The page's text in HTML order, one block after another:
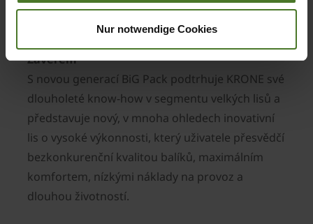
Nur notwendige Cookies
Závěrem
S novou generací BiG Pack podtrhuje KRONE své
dlouholeté know-how v segmentu velkých lisů a
představuje nový, v mnoha ohledech inovativní
lis o vysoké výkonnosti, který uživatele přesvědčí
bezkonkurenční kvalitou balíků, maximálním
komfortem, nízkými náklady na provoz a
dlouhou životností.